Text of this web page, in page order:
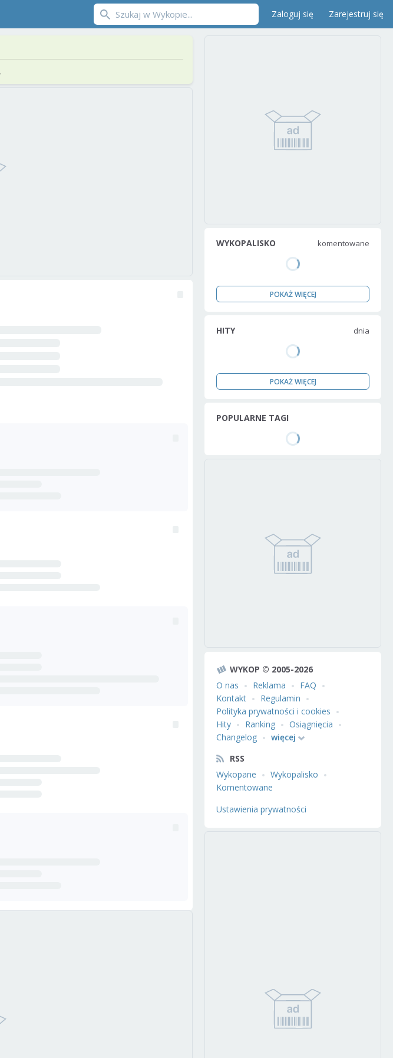
Zaloguj się Zarejestruj się
.
WYKOPALISKO komentowane
POKAŻ WIĘCEJ
HITY dnia
POKAŻ WIĘCEJ
POPULARNE TAGI
WYKOP © 2005-2026
O nas
Reklama
FAQ
Kontakt
Regulamin
Polityka prywatności i cookies
Hity
Ranking
Osiągnięcia
Changelog
więcej
RSS
Wykopane
Wykopalisko
Komentowane
Ustawienia prywatności